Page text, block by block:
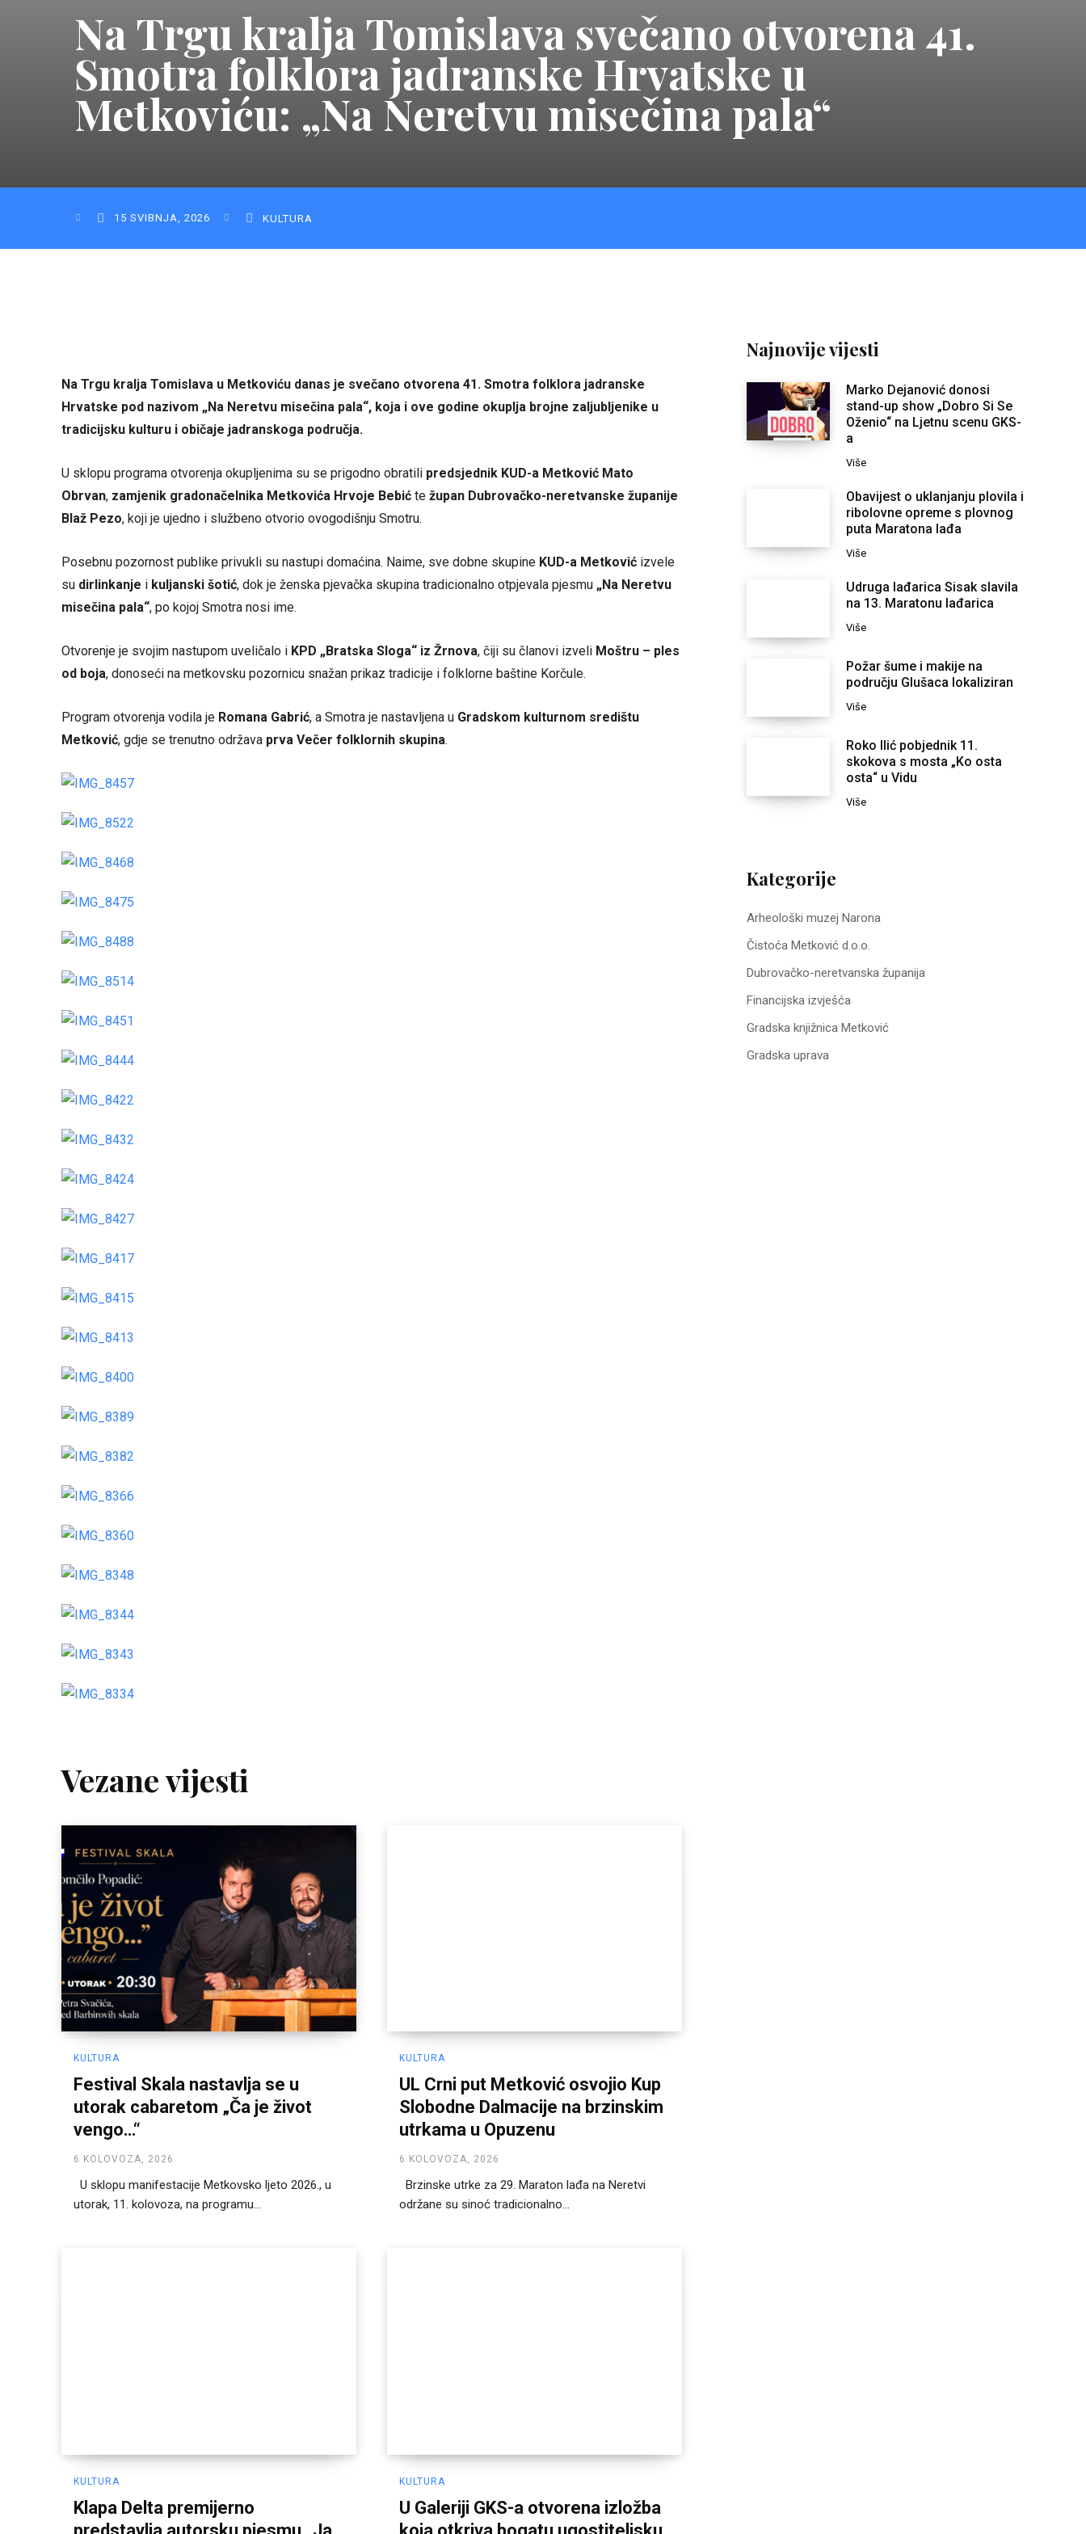
Na Trgu kralja Tomislava svečano otvorena 41.
Smotra folklora jadranske Hrvatske u
Metkoviću: „Na Neretvu misečina pala“
15 SVIBNJA, 2026 KULTURA
Na Trgu kralja Tomislava u Metkoviću danas je svečano otvorena 41. Smotra folklora jadranske
Hrvatske pod nazivom „Na Neretvu misečina pala“, koja i ove godine okuplja brojne zaljubljenike u
tradicijsku kulturu i običaje jadranskoga područja.
U sklopu programa otvorenja okupljenima su se prigodno obratili predsjednik KUD-a Metković Mato
Obrvan, zamjenik gradonačelnika Metkovića Hrvoje Bebić te župan Dubrovačko-neretvanske županije
Blaž Pezo, koji je ujedno i službeno otvorio ovogodišnju Smotru.
Posebnu pozornost publike privukli su nastupi domaćina. Naime, sve dobne skupine KUD-a Metković izvele
su dirlinkanje i kuljanski šotić, dok je ženska pjevačka skupina tradicionalno otpjevala pjesmu „Na Neretvu
misečina pala“, po kojoj Smotra nosi ime.
Otvorenje je svojim nastupom uveličalo i KPD „Bratska Sloga“ iz Žrnova, čiji su članovi izveli Moštru – ples
od boja, donoseći na metkovsku pozornicu snažan prikaz tradicije i folklorne baštine Korčule.
Program otvorenja vodila je Romana Gabrić, a Smotra je nastavljena u Gradskom kulturnom središtu
Metković, gdje se trenutno održava prva Večer folklornih skupina.
Vezane vijesti
KULTURA
Festival Skala nastavlja se u
utorak cabaretom „Ča je život
vengo…“
6 KOLOVOZA, 2026
utorak, 11. kolovoza, na programu...
KULTURA
UL Crni put Metković osvojio Kup
Slobodne Dalmacije na brzinskim
utrkama u Opuzenu
6 KOLOVOZA, 2026
Brzinske utrke za 29. Maraton lađa na Neretvi
održane su sinoć tradicionalno...
KULTURA
Klapa Delta premijerno
KULTURA
U Galeriji GKS-a otvorena izložba
Najnovije vijesti
Marko Dejanović donosi
stand-up show „Dobro Si Se
Oženio“ na Ljetnu scenu GKS-
a
Više
Obavijest o uklanjanju plovila i
ribolovne opreme s plovnog
puta Maratona lađa
Više
Udruga lađarica Sisak slavila
na 13. Maratonu lađarica
Više
Požar šume i makije na
području Glušaca lokaliziran
Više
Roko Ilić pobjednik 11.
skokova s mosta „Ko osta
osta“ u Vidu
Više
Kategorije
Arheološki muzej Narona
Čistoća Metković d.o.o.
Dubrovačko-neretvanska županija
Financijska izvješća
Gradska knjižnica Metković
Gradska uprava